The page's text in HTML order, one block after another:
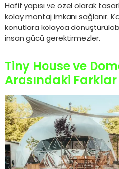
Hafif yapısı ve özel olarak
kolay montaj imkanı sağlanır.
konutlara kolayca
insan gücü gerektirmezler.
Tiny House ve
Arasındaki Farklar